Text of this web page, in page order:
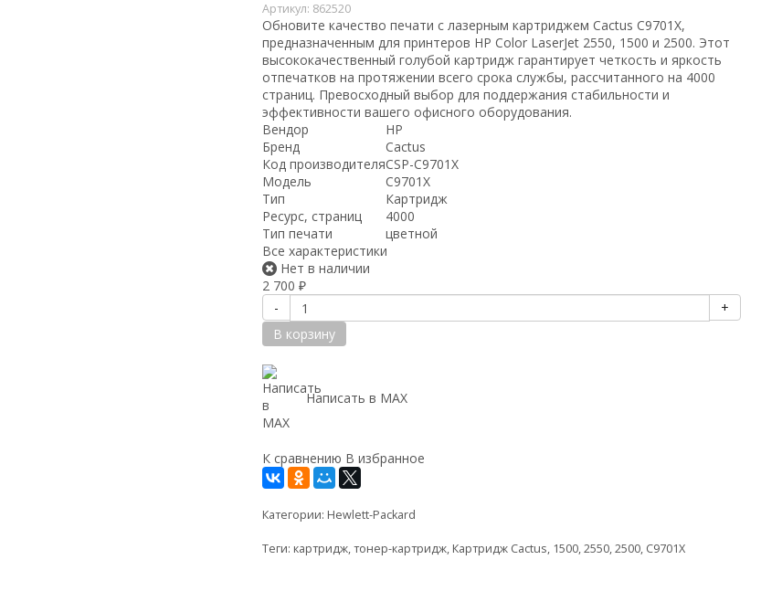
Артикул: 862520
Обновите качество печати с лазерным картриджем Cactus C9701X,
предназначенным для принтеров HP Color LaserJet 2550, 1500 и 2500. Этот
высококачественный голубой картридж гарантирует четкость и яркость
отпечатков на протяжении всего срока службы, рассчитанного на 4000
страниц. Превосходный выбор для поддержания стабильности и
эффективности вашего офисного оборудования.
Вендор
HP
Бренд
Cactus
Код производителяCSP-C9701X
Модель
C9701X
Тип
Картридж
Ресурс, страниц
4000
Тип печати
цветной
Все характеристики
Нет в наличии
2 700 ₽
-
+
В корзину
Написать в MAX
К сравнению В избранное
Категории: Hewlett-Packard
Теги: картридж,тонер-картридж, Картридж Cactus, 1500,2550,2500, C9701X